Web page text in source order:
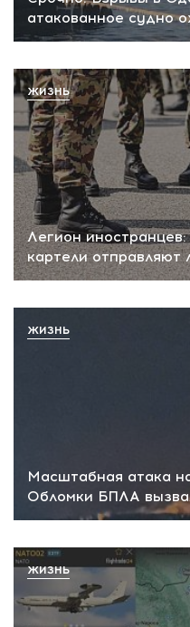
атакованное судно
Легион
картели
ЖИЗНЬ
Масштабная атака
Обломки БПЛА
ЖИЗНЬ
ЖИЗНЬ